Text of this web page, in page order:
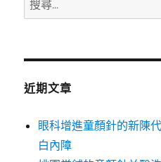
尋
鍵
近期文章
眼科增進童顏針的新陳
白內障